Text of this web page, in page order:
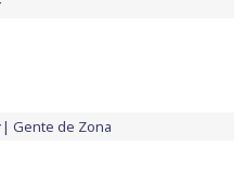
Gente de Zona